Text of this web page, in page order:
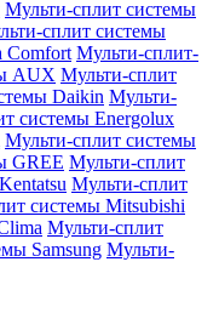
Мульти-сплит системы
сплит системы
Comfort Мульти-сплит-
AUX Мульти-сплит
Daikin Мульти-
системы Energolux
Мульти-сплит системы
GREE Мульти-сплит
Мульти-сплит
системы Mitsubishi
Мульти-сплит
Samsung Мульти-